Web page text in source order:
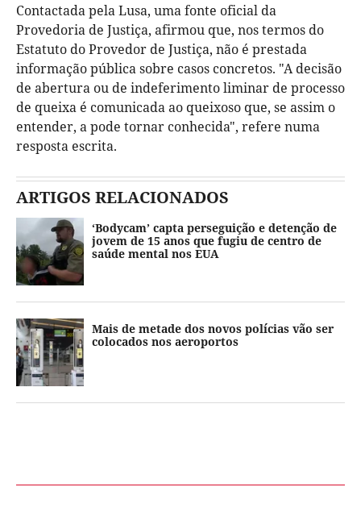
Contactada pela Lusa, uma fonte oficial da
Provedoria de Justiça, afirmou que, nos termos do
Estatuto do Provedor de Justiça, não é prestada
informação pública sobre casos concretos. "A decisão
de abertura ou de indeferimento liminar de processo
de queixa é comunicada ao queixoso que, se assim o
entender, a pode tornar conhecida", refere numa
resposta escrita.
ARTIGOS RELACIONADOS
‘Bodycam’ capta perseguição e detenção de
jovem de 15 anos que fugiu de centro de
saúde mental nos EUA
Mais de metade dos novos polícias vão ser
colocados nos aeroportos